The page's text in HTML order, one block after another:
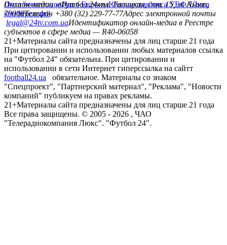
Лига чемпионовЛига ЕвропыЮношеская лига УЕФАЛига
конференций
Онлайн-медиа «Футбол 24»пл. Галицкая, дом. 15, м. Львов,
79008Телефон +380 (32) 229-77-77Адрес электронной почты
legal@24tv.com.uaИдентификатор онлайн-медиа в Реестре
субъектов в сфере медиа — R40-06058
21+Материалы сайта предназначены для лиц старше 21 года
При цитировании и использовании любых материалов ссылка
на "Футбол 24" обязательна. При цитировании и
использовании в сети Интернет гиперссылка на сайтт
football24.ua
обязательное. Материалы со знаком
"Спецпроект", "Партнерский материал", "Реклама", "Новости
компаний" публикуем на правах рекламы.
21+Материалы сайта предназначены для лиц старше 21 года
Все права защищены. © 2005 - 2026 , ЧАО
"Телерадиокомпания Люкс". "Футбол 24".